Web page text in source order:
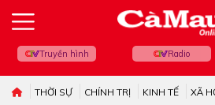
Truyền hình Radio
THỜI SỰ CHÍNH TRỊ KINH TẾ XÃ